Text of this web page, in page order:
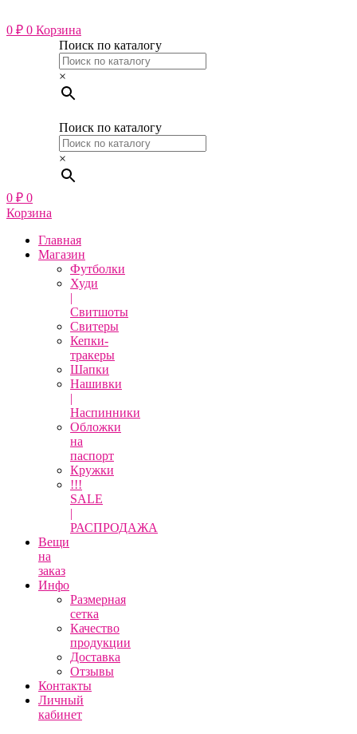
к
содержимому
0 ₽ 0 Корзина
Поиск по каталогу
×
Поиск по каталогу
×
0 ₽ 0
Корзина
Главная
Магазин
Футболки
Худи
|
Свитшоты
Свитеры
Кепки-
тракеры
Шапки
Нашивки
|
Наспинники
Обложки
на
паспорт
Кружки
!!!
SALE
|
РАСПРОДАЖА
Вещи
на
заказ
Инфо
Размерная
сетка
Качество
продукции
Доставка
Отзывы
Контакты
Личный
кабинет